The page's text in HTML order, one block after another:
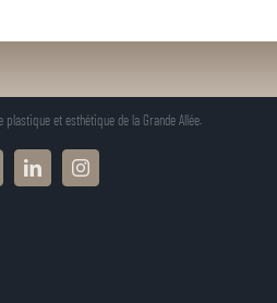
et esthétique de la Grande Allée.
LinkedInInstagram